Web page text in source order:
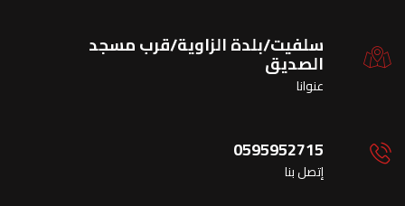
سلفيت/بلدة الزاوية/قرب مسجد
الصديق
عنوانا
0595952715
إتصل بنا